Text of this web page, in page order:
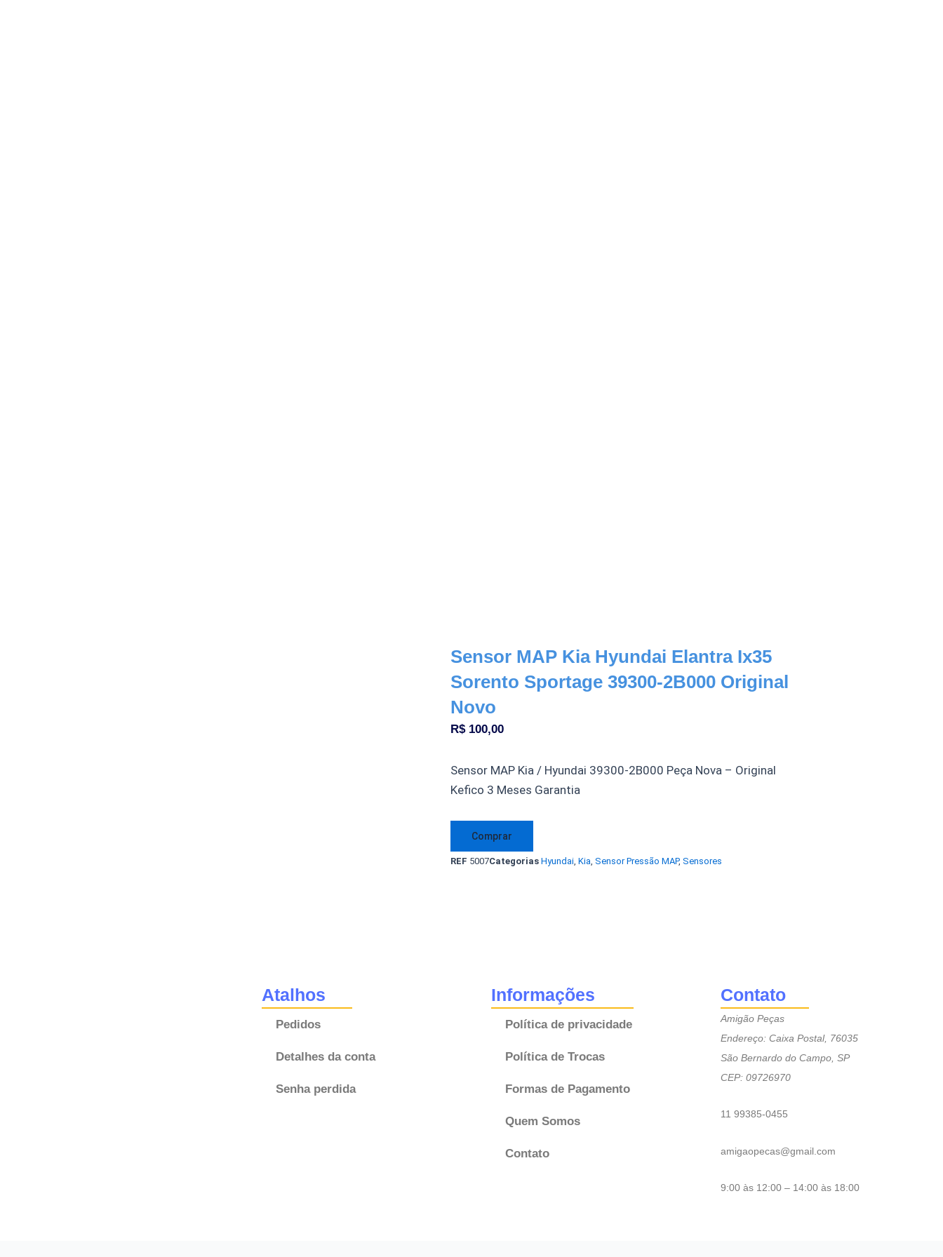
Sensor MAP Kia Hyundai Elantra Ix35
Sorento Sportage 39300-2B000 Original
Novo
R$100,00
Sensor MAP Kia / Hyundai 39300-2B000 Peça Nova – Original
Kefico 3 Meses Garantia
Sensor
MAP
Kia
quantidade
Comprar
REF 5007Categorias Hyundai, Kia Sensor Pressão MAP, Sensores
Atalhos
Pedidos
Detalhes da conta
Senha perdida
Informações
Política de privacidade
Política de Trocas
Formas de Pagamento
Quem Somos
Contato
Contato
Amigão Peças
Endereço: Caixa Postal, 76035
São Bernardo do Campo, SP
CEP: 09726970
11 99385-0455
amigaopecas@gmail.com
9:00 às 12:00 – 14:00 às 18:00